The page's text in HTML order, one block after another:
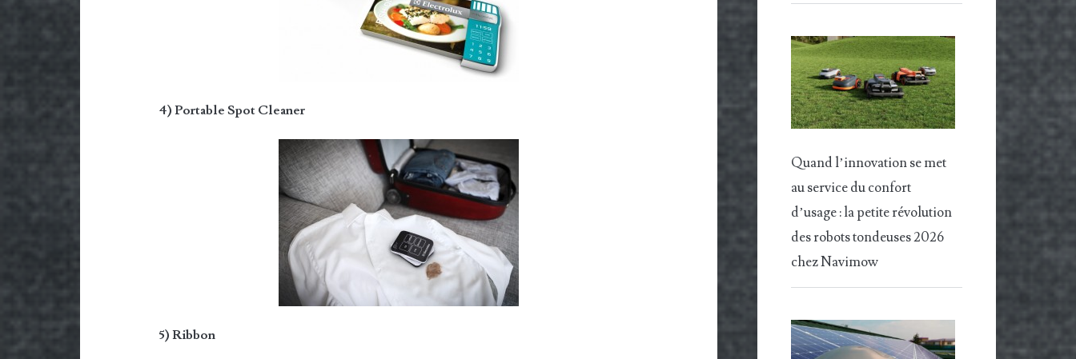
4) Portable Spot Cleaner
5) Ribbon
Quand l’innovation se met
au service du confort
d’usage : la petite révolution
des robots tondeuses 2026
chez Navimow